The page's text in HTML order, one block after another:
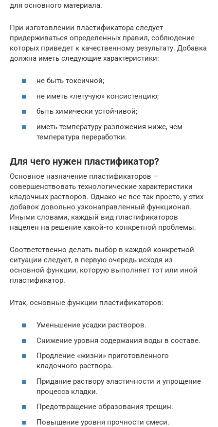
для основного материала.
При изготовлении пластификатора следует
придерживаться определенных правил, соблюдение
которых приведет к качественному результату. Добавка
должна иметь следующие характеристики:
не быть токсичной;
не иметь «летучую» консистенцию;
быть химически устойчивой;
иметь температуру разложения ниже, чем
температура переработки.
Для чего нужен пластификатор?
Основное назначение пластификаторов –
совершенствовать технологические характеристики
кладочных растворов. Однако не все так просто, у этих
добавок довольно узконаправленный функционал.
Иными словами, каждый вид пластификаторов
нацелен на решение какой-то конкретной проблемы.
Соответственно делать выбор в каждой конкретной
ситуации следует, в первую очередь исходя из
основной функции, которую выполняет тот или иной
пластификатор.
Итак, основные функции пластификаторов:
Уменьшение усадки растворов.
Снижение уровня содержания воды в составе.
Продление «жизни» приготовленного
кладочного раствора.
Придание раствору эластичности и упрощение
процесса кладки.
Предотвращение образования трещин.
Повышение уровня прочности смеси.